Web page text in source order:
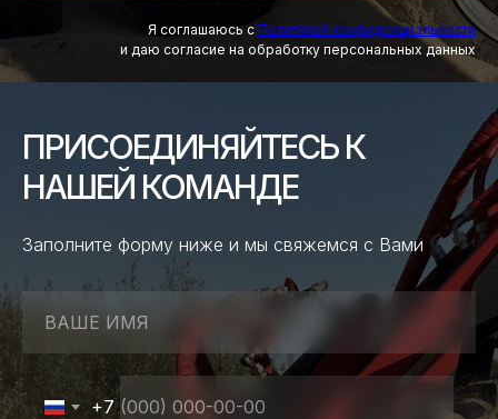
Я соглашаюсь с Политикой конфиденциальности
и даю согласие на обработку персональных данных
ПРИСОЕДИНЯЙТЕСЬ К
НАШЕЙ КОМАНДЕ
Заполните форму ниже и мы свяжемся с Вами
ВАШЕ ИМЯ
+7